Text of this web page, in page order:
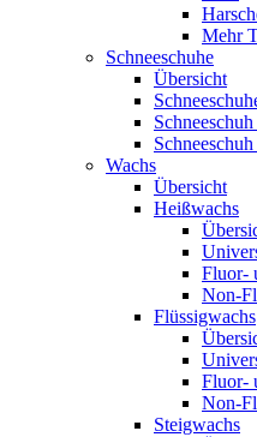
Mehr
Schneeschuhe
Übersicht
Wachs
Übersicht
Heißwachs
Fluor-
Non-
Flüssigwachs
Fluor-
Non-
Steigwachs